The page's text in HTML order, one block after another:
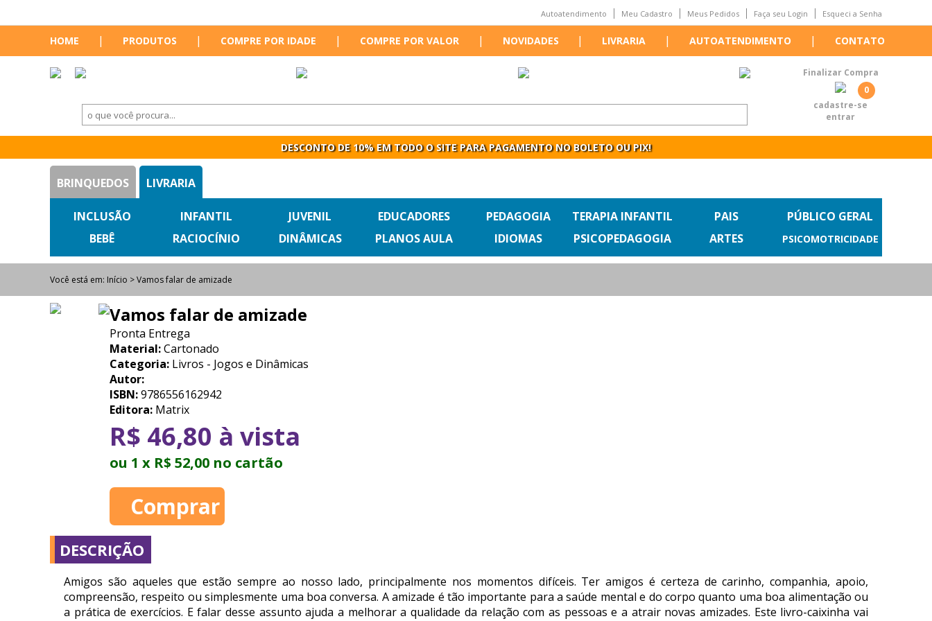
Autoatendimento Meu Cadastro Meus Pedidos Faça seu Login Esqueci a Senha
HOME | PRODUTOS | COMPRE POR IDADE | COMPRE POR VALOR | NOVIDADES | LIVRARIA | AUTOATENDIMENTO | CONTATO
Finalizar Compra
0
cadastre-se
entrar
DESCONTO DE 10% EM TODO O SITE PARA PAGAMENTO NO BOLETO OU PIX!
BRINQUEDOS LIVRARIA
INCLUSÃO INFANTIL JUVENIL EDUCADORES PEDAGOGIA TERAPIA INFANTIL PAIS
PÚBLICO GERAL
BEBÊ
RACIOCÍNIO DINÂMICAS PLANOS AULA IDIOMAS PSICOPEDAGOGIA ARTES PSICOMOTRICIDADE
Você está em: Início > Vamos falar de amizade
Vamos falar de amizade
Pronta Entrega
Material:Cartonado
Categoria: Livros - Jogos e Dinâmicas
Autor:
ISBN:9786556162942
Editora: Matrix
R$ 46,80 à vista
ou 1 x R$ 52,00 no cartão
DESCRIÇÃO
Amigos são aqueles que estão sempre ao nosso lado, principalmente nos momentos difíceis. Ter amigos é certeza de carinho, companhia, apoio,
compreensão, respeito ou simplesmente uma boa conversa. A amizade é tão importante para a saúde mental e do corpo quanto uma boa alimentação ou
a prática de exercícios. E falar desse assunto ajuda a melhorar a qualidade da relação com as pessoas e a atrair novas amizades. Este livro-caixinha vai